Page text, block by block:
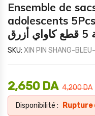
Ensemble de
adolescents
SKU: XIN PIN SHANG-
4,200DA
2,650 DA
Disponibilité : Rupture